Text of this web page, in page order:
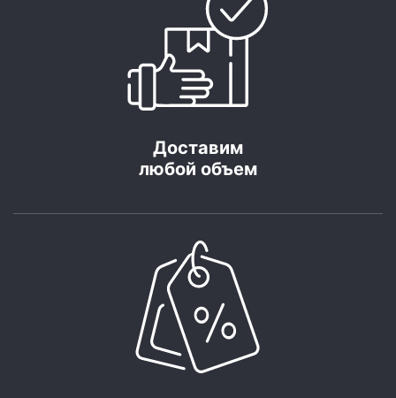
Доставим
любой объем